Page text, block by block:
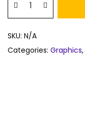
SKU: N/A
Categories: Graphics,